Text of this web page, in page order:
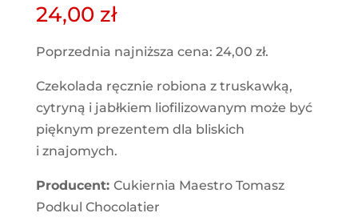
na
podstawie
klienta
24,00 zł
Poprzednia najniższa cena: 24,00 zł.
Czekolada ręcznie robiona z truskawką,
cytryną i jabłkiem liofilizowanym może być
pięknym prezentem dla bliskich
i znajomych.
Producent: Cukiernia Maestro Tomasz
Podkul Chocolatier